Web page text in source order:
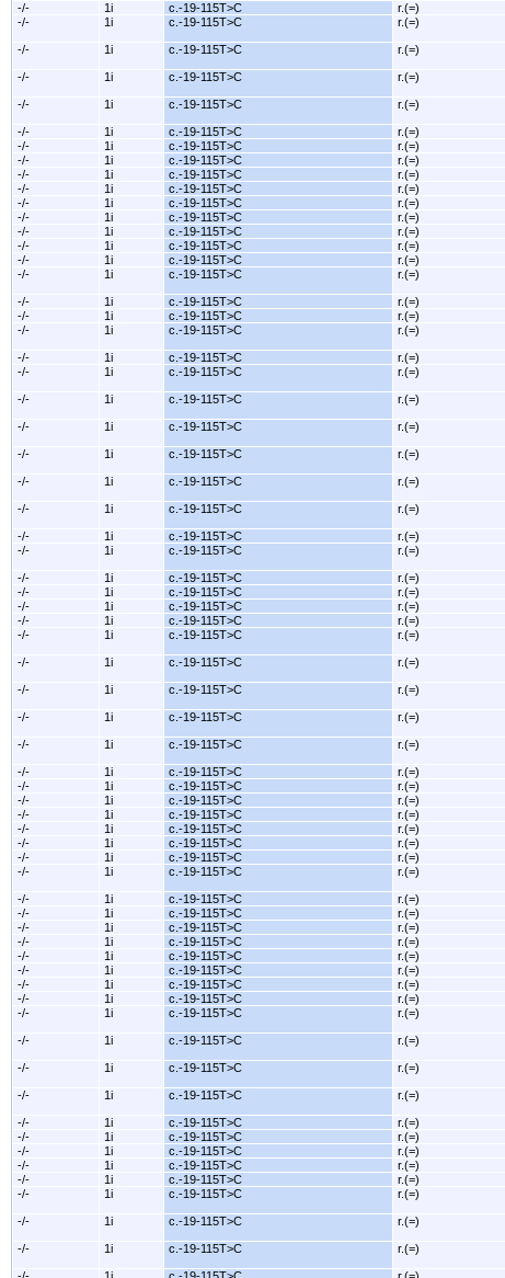
-/- 1i c.-19-115T>C r.(=)
-/-
1i c.-19-115T>C r.(=)
-/- 1i c.-19-115T>C r.(=)
-/- 1i c.-19-115T>C r.(=)
-/- 1i c.-19-115T>C r.(=)
-/- 1i c.-19-115T>C r.(=)
-/-
1i c.-19-115T>C r.(=)
-/-
1i c.-19-115T>C r.(=)
-/-
1i c.-19-115T>C r.(=)
-/-
1i c.-19-115T>C r.(=)
-/-
1i c.-19-115T>C r.(=)
-/-
1i c.-19-115T>C r.(=)
-/-
1i c.-19-115T>C r.(=)
-/-
1i c.-19-115T>C r.(=)
-/-
1i c.-19-115T>C r.(=)
-/-
1i c.-19-115T>C r.(=)
-/- 1i c.-19-115T>C r.(=)
-/-
1i c.-19-115T>C r.(=)
-/-
1i c.-19-115T>C r.(=)
-/- 1i c.-19-115T>C r.(=)
-/-
1i c.-19-115T>C r.(=)
-/- 1i c.-19-115T>C r.(=)
-/- 1i c.-19-115T>C r.(=)
-/- 1i c.-19-115T>C r.(=)
-/- 1i c.-19-115T>C r.(=)
-/- 1i c.-19-115T>C r.(=)
-/- 1i c.-19-115T>C r.(=)
-/-
1i c.-19-115T>C r.(=)
-/- 1i c.-19-115T>C r.(=)
-/-
1i c.-19-115T>C r.(=)
-/-
1i c.-19-115T>C r.(=)
-/-
1i c.-19-115T>C r.(=)
-/-
1i c.-19-115T>C r.(=)
-/- 1i c.-19-115T>C r.(=)
-/- 1i c.-19-115T>C r.(=)
-/- 1i c.-19-115T>C r.(=)
-/- 1i c.-19-115T>C r.(=)
-/- 1i c.-19-115T>C r.(=)
-/-
1i c.-19-115T>C r.(=)
-/-
1i c.-19-115T>C r.(=)
-/-
1i c.-19-115T>C r.(=)
-/-
1i c.-19-115T>C r.(=)
-/-
1i c.-19-115T>C r.(=)
-/-
1i c.-19-115T>C r.(=)
-/-
1i c.-19-115T>C r.(=)
-/- 1i c.-19-115T>C r.(=)
-/-
1i c.-19-115T>C r.(=)
-/-
1i c.-19-115T>C r.(=)
-/-
1i c.-19-115T>C r.(=)
-/-
1i c.-19-115T>C r.(=)
-/-
1i c.-19-115T>C r.(=)
-/-
1i c.-19-115T>C r.(=)
-/-
1i c.-19-115T>C r.(=)
-/-
1i c.-19-115T>C r.(=)
-/- 1i c.-19-115T>C r.(=)
-/- 1i c.-19-115T>C r.(=)
-/- 1i c.-19-115T>C r.(=)
-/- 1i c.-19-115T>C r.(=)
-/-
1i c.-19-115T>C r.(=)
-/-
1i c.-19-115T>C r.(=)
-/-
1i c.-19-115T>C r.(=)
-/-
1i c.-19-115T>C r.(=)
-/-
1i c.-19-115T>C r.(=)
-/- 1i c.-19-115T>C r.(=)
-/- 1i c.-19-115T>C r.(=)